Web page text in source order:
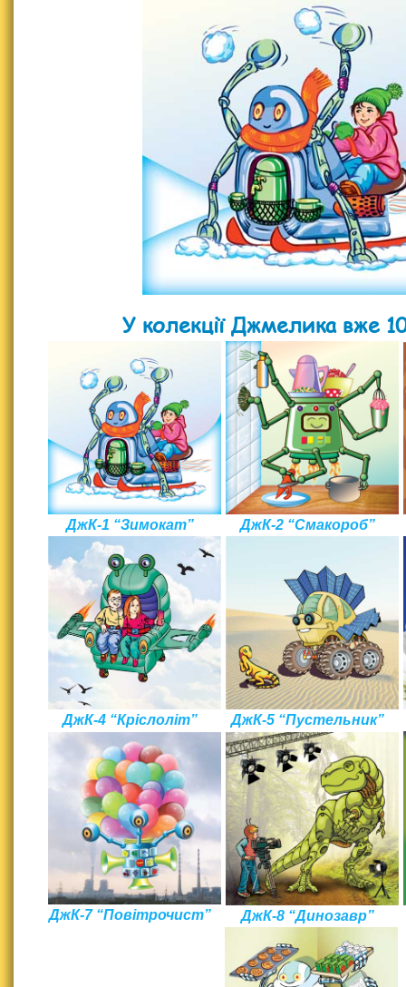
У колекції Джмелика вже
ДжК-1 “Зимокат” ДжК-2 “Смакороб”
ДжК-4 “Кріслоліт” ДжК-5 “Пустельник”
ДжК-7 “Повітрочист” ДжК-8 “Динозавр”